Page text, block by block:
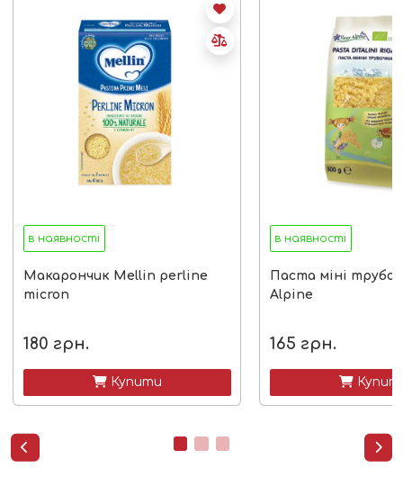
в наявності
Макарончик Mellin perline
micron
180 грн.
 Купити
в наявності
Паста міні
Alpine
165 грн.

 